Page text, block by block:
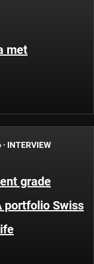
met
· INTERVIEW
grade
portfolio Swiss